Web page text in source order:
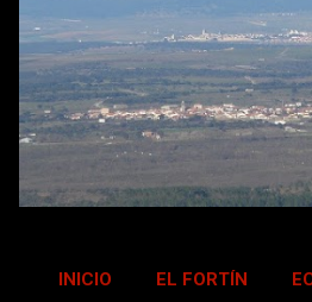
INICIO EL FORTÍN